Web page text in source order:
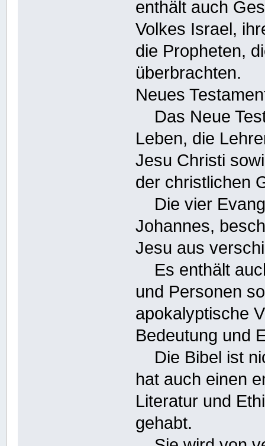
enthält auch
Volkes Israel,
die Propheten,
überbrachten.
Neues
Das Neue
Leben, die
Jesu Christi
der christlichen
Die vier
Johannes,
Jesu aus
Es enthält
und Personen
apokalyptische
Bedeutung und
Die Bibel ist
hat auch einen
Literatur und
gehabt.